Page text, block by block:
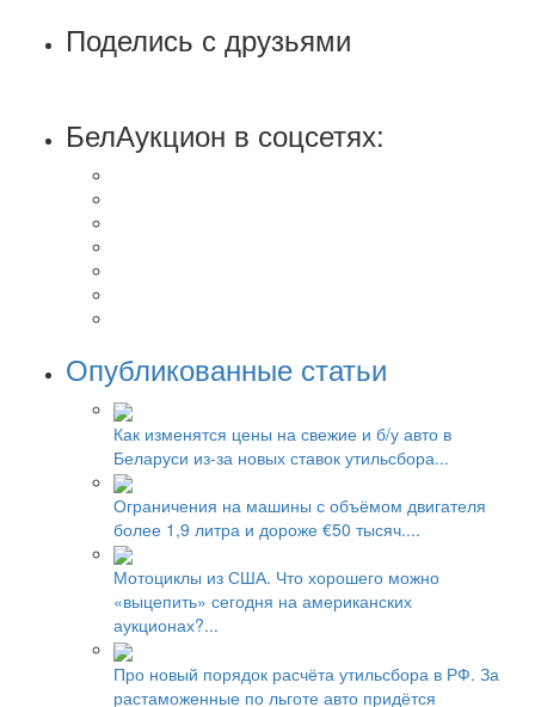
Поделись с друзьями
БелАукцион в соцсетях:
Опубликованные статьи
Как изменятся цены на свежие и б/у авто в
Беларуси из-за новых ставок утильсбора...
Ограничения на машины с объёмом двигателя
более 1,9 литра и дороже €50 тысяч....
Мотоциклы из США. Что хорошего можно
«выцепить» сегодня на американских
аукционах?...
Про новый порядок расчёта утильсбора в РФ. За
растаможенные по льготе авто придётся